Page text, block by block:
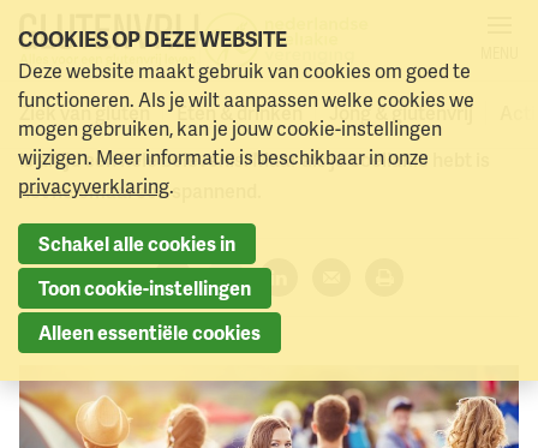
Naar menu Naar hoofdinhoud
Ziek van gluten Eten & drinken Jong & glutenvrij
Op kamp of schoolreis
Een schoolreis of kamp, een paar dagen weg van huis. Dat
is altijd een hele belevenis. Maar als je coeliakie hebt is
het helemaal een spannend.
Deel dit artikel:
Facebook
TwitterLinkedIn
COOKIES OP DEZE WEBSITE
Deze website maakt gebruik van cookies om goed te
functioneren. Als je wilt aanpassen welke cookies we
mogen gebruiken, kan je jouw cookie-instellingen
wijzigen. Meer informatie is beschikbaar in onze
privacyverklaring.
Schakel alle cookies in
Toon cookie-instellingen
Alleen essentiële cookies